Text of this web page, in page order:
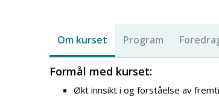
Om kurset Program
Formål med kurset:
Økt innsikt i og forståelse av